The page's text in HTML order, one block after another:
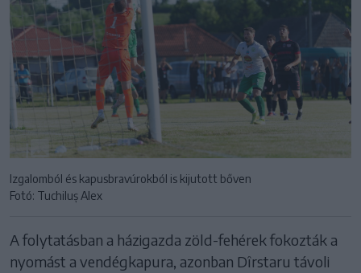
Izgalomból és kapusbravúrokból is kijutott bőven
Fotó: Tuchiluș Alex
A folytatásban a házigazda zöld-fehérek fokozták a
nyomást a vendégkapura, azonban Dîrstaru távoli